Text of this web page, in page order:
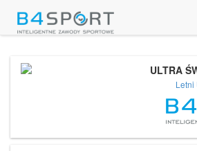
ULTRA
Letni